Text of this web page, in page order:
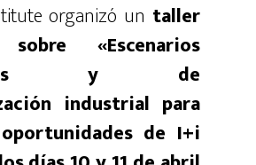
organizó un taller
sobre «Escenarios
y de
industrial para
de I+i